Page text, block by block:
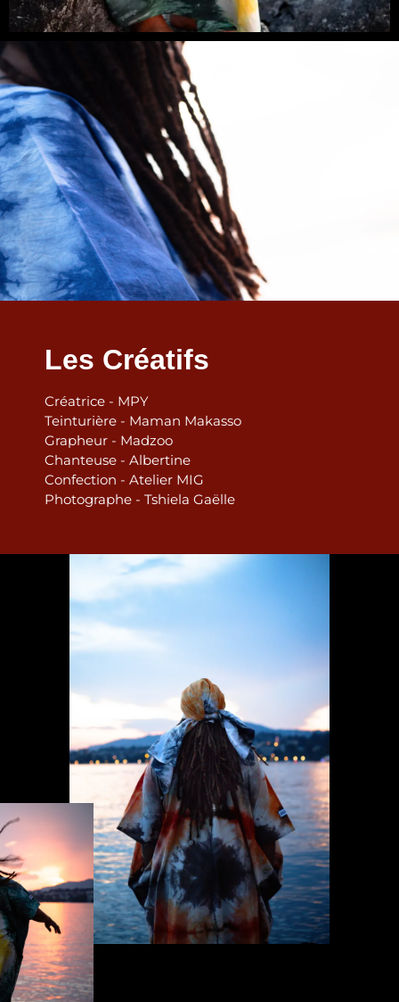
Les Créatifs
Créatrice - MPY
Teinturière - Maman Makasso
Grapheur - Madzoo
Chanteuse - Albertine
Confection - Atelier MIG
Photographe - Tshiela Gaëlle